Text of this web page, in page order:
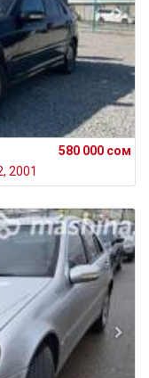
580 000 сом
2001